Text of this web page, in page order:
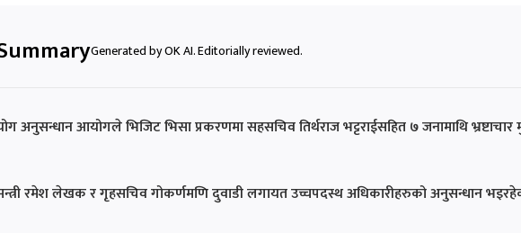
Generated by OK AI. Editorially reviewed.
अनुसन्धान आयोगले भिजिट भिसा प्रकरणमा सहसचिव तिर्थराज भट्टराईसहित ७ जनामाथि भ्रष्टाचार
रमेश लेखक र गृहसचिव गोकर्णमणि दुवाडी लगायत उच्चपदस्थ अधिकारीहरुको अनुसन्धान